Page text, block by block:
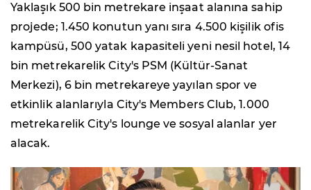
Yaklaşık 500 bin metrekare inşaat alanına sahip
projede; 1.450 konutun yanı sıra 4.500 kişilik ofis
kampüsü, 500 yatak kapasiteli yeni nesil hotel, 14
bin metrekarelik City's PSM (Kültür-Sanat
Merkezi), 6 bin metrekareye yayılan spor ve
etkinlik alanlarıyla City's Members Club, 1.000
metrekarelik City's lounge ve sosyal alanlar yer
alacak.